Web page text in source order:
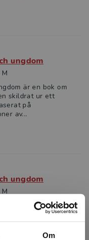
Om
ungdom
är en bok om
skildrat ur ett
på
av...
ungdom
är en bok om
skildrat ur ett
på
av...